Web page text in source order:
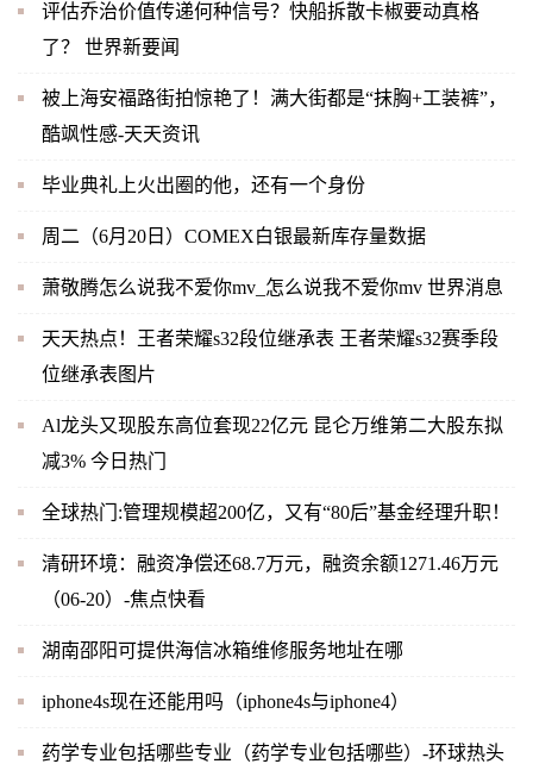
评估乔治价值传递何种信号？快船拆散卡椒要动真格
了？ 世界新要闻
被上海安福路街拍惊艳了！满大街都是“抹胸+工装裤”，
酷飒性感-天天资讯
毕业典礼上火出圈的他，还有一个身份
周二（6月20日）COMEX白银最新库存量数据
萧敬腾怎么说我不爱你mv_怎么说我不爱你mv 世界消息
天天热点！王者荣耀s32段位继承表 王者荣耀s32赛季段
位继承表图片
Al龙头又现股东高位套现22亿元 昆仑万维第二大股东拟
减3% 今日热门
全球热门:管理规模超200亿，又有“80后”基金经理升职！
清研环境：融资净偿还68.7万元，融资余额1271.46万元
（06-20）-焦点快看
湖南邵阳可提供海信冰箱维修服务地址在哪
iphone4s现在还能用吗（iphone4s与iphone4）
药学专业包括哪些专业（药学专业包括哪些）-环球热头